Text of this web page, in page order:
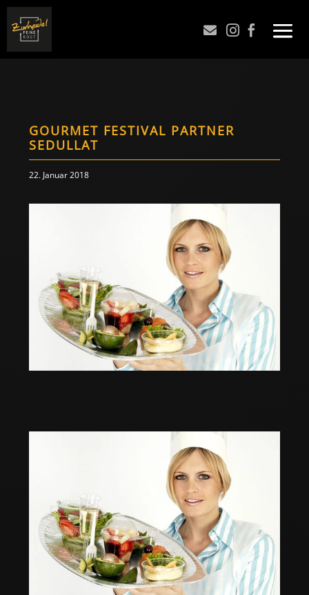
  
GOURMET FESTIVAL PARTNER
SEDULLAT
22. Januar 2018